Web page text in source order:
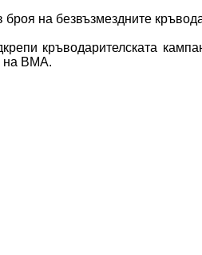
на безвъзмездните
кръводарителската
на ВМА.